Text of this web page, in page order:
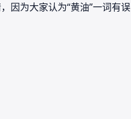
因为大家认为“黄油”一词有误